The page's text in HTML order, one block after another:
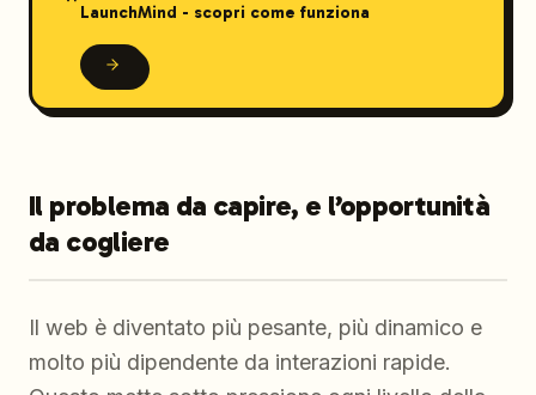
LaunchMind - scopri come funziona
Il problema da capire, e l’opportunità
da cogliere
Il web è diventato più pesante, più dinamico e
molto più dipendente da interazioni rapide.